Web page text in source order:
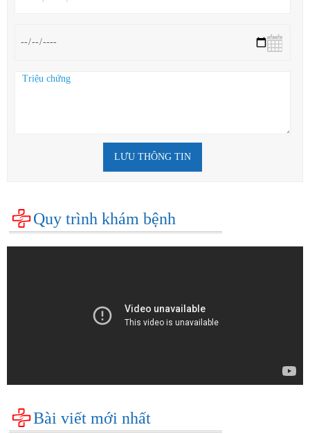
LƯU THÔNG TIN
Quy trình khám bệnh
Bài viết mới nhất